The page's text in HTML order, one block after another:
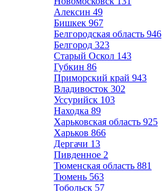
Алексин 49
Бишкек 967
Белгородская область 946
Белгород 323
Старый Оскол 143
Губкин 86
Приморский край 943
Владивосток 302
Уссурийск 103
Находка 89
Харьковская область 925
Харьков 866
Дергачи 13
Пивденное 2
Тюменская область 881
Тюмень 563
Тобольск 57